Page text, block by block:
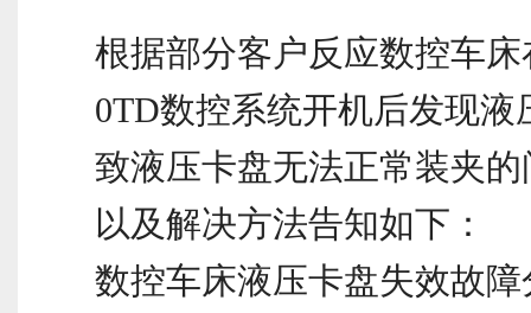
根据部分客户反应数控车
0TD数控系统开机后发现液
致液压卡盘无法正常装夹
以及解决方法告知如下：
数控车床液压卡盘失效故障